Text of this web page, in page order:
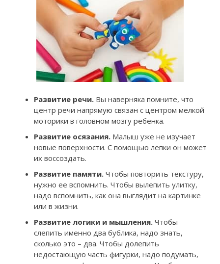
Развитие речи. Вы наверняка помните, что
центр речи напрямую связан с центром мелкой
моторики в головном мозгу ребенка.
Развитие осязания. Малыш уже не изучает
новые поверхности. С помощью лепки он может
их воссоздать.
Развитие памяти. Чтобы повторить текстуру,
нужно ее вспомнить. Чтобы вылепить улитку,
надо вспомнить, как она выглядит на картинке
или в жизни.
Развитие логики и мышления. Чтобы
слепить именно два бублика, надо знать,
сколько это – два. Чтобы долепить
недостающую часть фигурки, надо подумать,